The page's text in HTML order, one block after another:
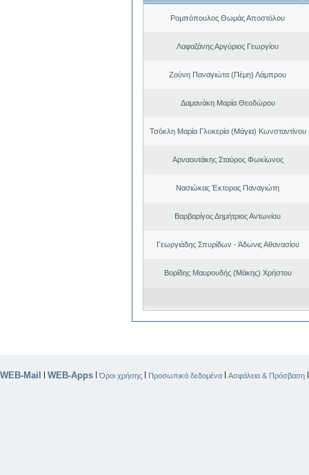
Ρομπόπουλος Θωμάς Αποστόλου
Λαφαζάνης Αργύριος Γεωργίου
Ζούνη Παναγιώτα (Πέμη) Λάμπρου
Δαμανάκη Μαρία Θεοδώρου
Τσόκλη Μαρία Γλυκερία (Μάγια) Κωνσταντίνου
Αρναουτάκης Σταύρος Φωκίωνος
Νασιώκας Έκτορας Παναγιώτη
Βαρβαρίγος Δημήτριος Αντωνίου
Γεωργιάδης Σπυρίδων - Άδωνις Αθανασίου
Βορίδης Μαυρουδής (Μάκης) Χρήστου
WEB-Mail | WEB-Apps |Όροι χρήσης | Προσωπικά δεδομένα | Ασφάλεια & Πρόσβαση